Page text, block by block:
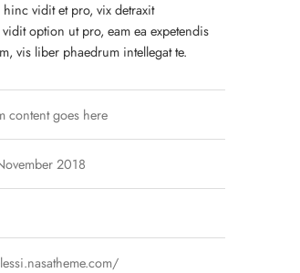
vidit et pro, vix detraxit
option ut pro, eam ea expetendis
vis liber phaedrum intellegat te.
content goes here
2018